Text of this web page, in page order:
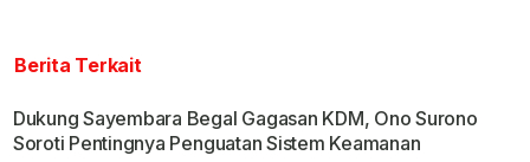
Berita Terkait
Dukung Sayembara Begal Gagasan KDM, Ono Surono
Soroti Pentingnya Penguatan Sistem Keamanan